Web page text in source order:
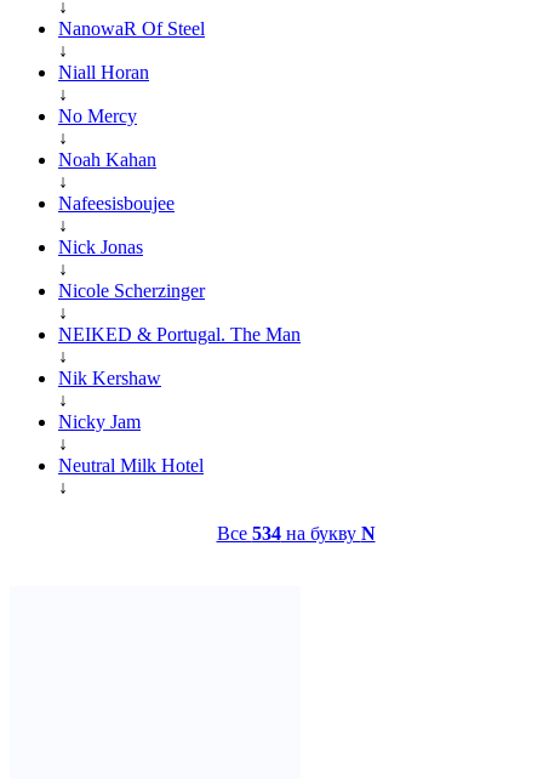
↓
NanowaR Of Steel
↓
Niall Horan
↓
No Mercy
↓
Noah Kahan
↓
Nafeesisboujee
↓
Nick Jonas
↓
Nicole Scherzinger
↓
NEIKED & Portugal. The Man
↓
Nik Kershaw
↓
Nicky Jam
↓
Neutral Milk Hotel
↓
Все 534на букву N